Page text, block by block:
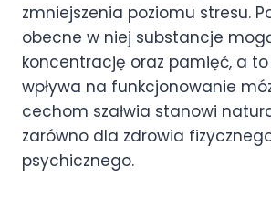
zmniejszenia poziomu stresu.
obecne w niej substancje
koncentrację oraz pamięć, a
wpływa na funkcjonowanie
cechom szałwia stanowi
zarówno dla zdrowia
psychicznego.